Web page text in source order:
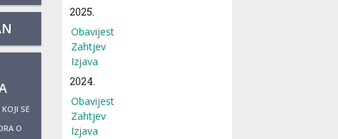
SE
O
2025.
Obavijest
Zahtjev
Izjava
2024.
Obavijest
Zahtjev
Izjava